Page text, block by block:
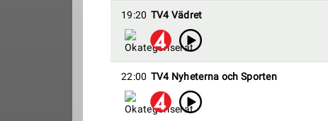
19:20 TV4 Vädret
22:00 TV4 Nyheterna och Sporten